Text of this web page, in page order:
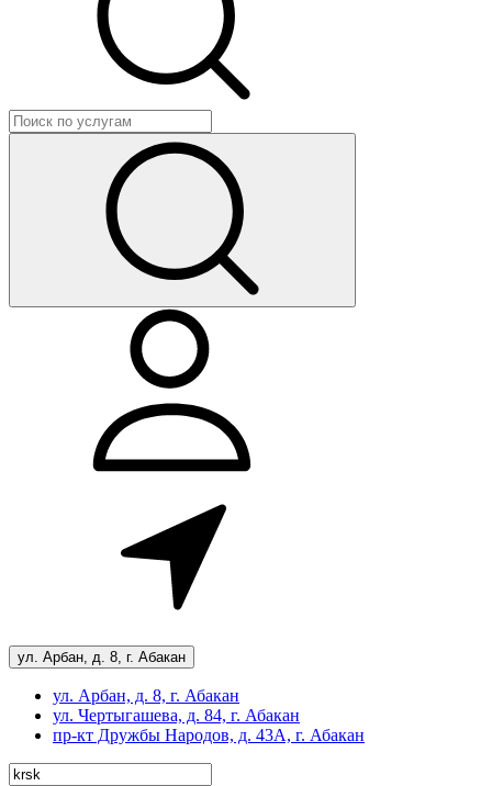
ул. Арбан, д. 8, г. Абакан
ул. Арбан, д. 8, г. Абакан
ул. Чертыгашева, д. 84, г. Абакан
пр-кт Дружбы Народов, д. 43А, г. Абакан